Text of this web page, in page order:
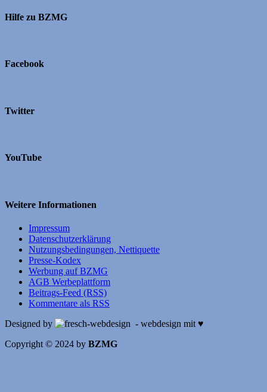
Hilfe zu BZMG
Facebook
Twitter
YouTube
Weitere Informationen
Impressum
Datenschutzerklärung
Nutzungsbedingungen, Nettiquette
Presse-Kodex
Werbung auf BZMG
AGB Werbeplattform
Beitrags-Feed (RSS)
Kommentare als RSS
Designed by
- webdesign mit ♥
Copyright © 2024 by BZMG